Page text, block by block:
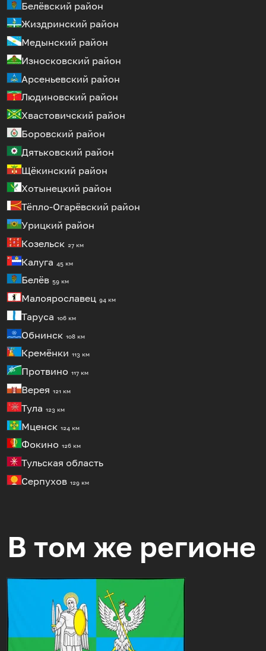
Белёвский район
Жиздринский район
Медынский район
Износковский район
Арсеньевский район
Людиновский район
Хвастовичский район
Боровский район
Дятьковский район
Щёкинский район
Хотынецкий район
Тёпло-Огарёвский район
Урицкий район
Козельск 27 км
Калуга 45 км
Белёв 59 км
Малоярославец 94 км
Таруса 106 км
Обнинск 108 км
Кремёнки 113 км
Протвино 117 км
Верея 121 км
Тула 123 км
Мценск 124 км
Фокино 126 км
Тульская область
Серпухов 129 км
В том же регионе